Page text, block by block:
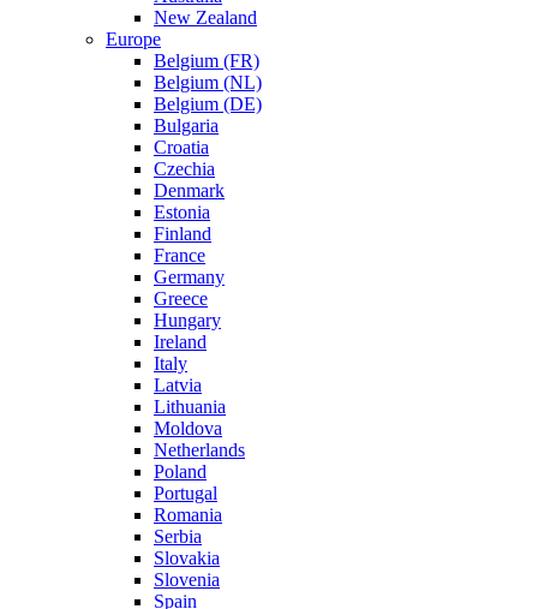
New Zealand
Europe
Belgium (FR)
Belgium (NL)
Belgium (DE)
Bulgaria
Croatia
Czechia
Denmark
Estonia
Finland
France
Germany
Greece
Hungary
Ireland
Italy
Latvia
Lithuania
Moldova
Netherlands
Poland
Portugal
Romania
Serbia
Slovakia
Slovenia
Spain